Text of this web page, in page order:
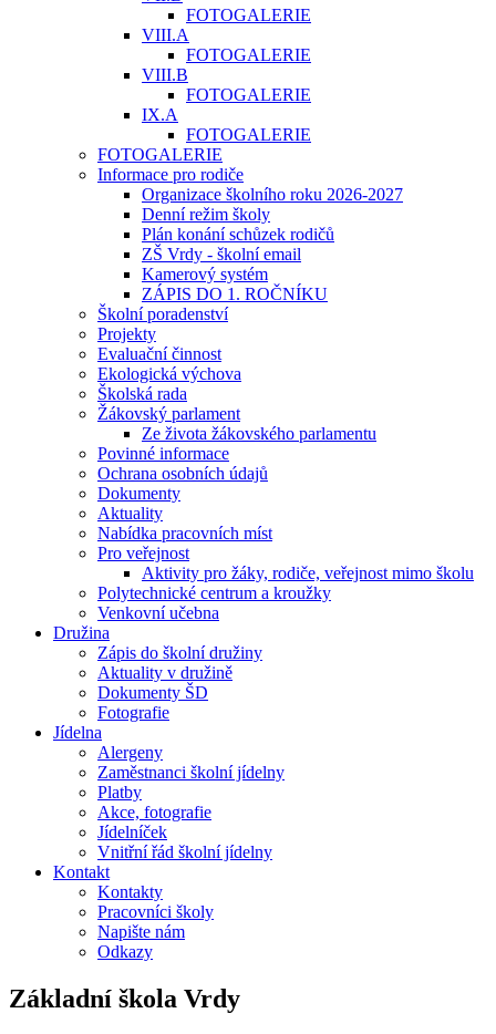
FOTOGALERIE
VIII.A
FOTOGALERIE
VIII.B
FOTOGALERIE
IX.A
FOTOGALERIE
FOTOGALERIE
Informace pro rodiče
Organizace školního roku 2026-2027
Denní režim školy
Plán konání schůzek rodičů
ZŠ Vrdy - školní email
Kamerový systém
ZÁPIS DO 1. ROČNÍKU
Školní poradenství
Projekty
Evaluační činnost
Ekologická výchova
Školská rada
Žákovský parlament
Ze života žákovského parlamentu
Povinné informace
Ochrana osobních údajů
Dokumenty
Aktuality
Nabídka pracovních míst
Pro veřejnost
Aktivity pro žáky, rodiče, veřejnost mimo školu
Polytechnické centrum a kroužky
Venkovní učebna
Družina
Zápis do školní družiny
Aktuality v družině
Dokumenty ŠD
Fotografie
Jídelna
Alergeny
Zaměstnanci školní jídelny
Platby
Akce, fotografie
Jídelníček
Vnitřní řád školní jídelny
Kontakt
Kontakty
Pracovníci školy
Napište nám
Odkazy
Základní škola Vrdy